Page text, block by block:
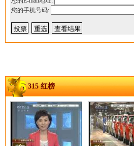
您的手机号码:
315 红榜